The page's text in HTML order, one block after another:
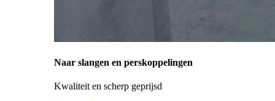
Naar slangen en perskoppelingen
Kwaliteit en scherp geprijsd